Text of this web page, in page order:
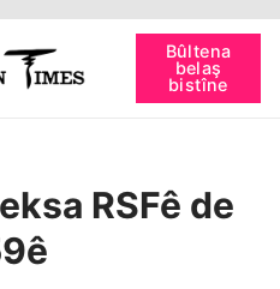
Bûltena
belaş
bistîne
RSFê de